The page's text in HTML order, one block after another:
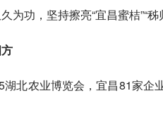
功，坚持擦亮“宜昌蜜桔”“秭
北农业博览会，宜昌81家企